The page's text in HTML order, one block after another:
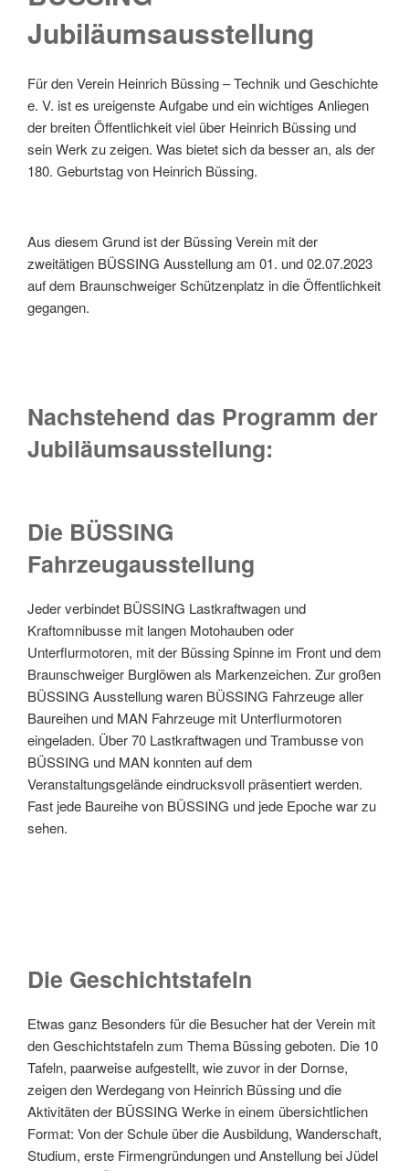
Jubiläumsausstellung
Für den Verein Heinrich Büssing – Technik und Geschichte
e. V. ist es ureigenste Aufgabe und ein wichtiges Anliegen
der breiten Öffentlichkeit viel über Heinrich Büssing und
sein Werk zu zeigen. Was bietet sich da besser an, als der
180. Geburtstag von Heinrich Büssing.
Aus diesem Grund ist der Büssing Verein mit der
zweitätigen BÜSSING Ausstellung am 01. und 02.07.2023
auf dem Braunschweiger Schützenplatz in die Öffentlichkeit
gegangen.
Nachstehend das Programm der
Jubiläumsausstellung:
Die BÜSSING
Fahrzeugausstellung
Jeder verbindet BÜSSING Lastkraftwagen und
Kraftomnibusse mit langen Motohauben oder
Unterflurmotoren, mit der Büssing Spinne im Front und dem
Braunschweiger Burglöwen als Markenzeichen. Zur großen
BÜSSING Ausstellung waren BÜSSING Fahrzeuge aller
Baureihen und MAN Fahrzeuge mit Unterflurmotoren
eingeladen. Über 70 Lastkraftwagen und Trambusse von
BÜSSING und MAN konnten auf dem
Veranstaltungsgelände eindrucksvoll präsentiert werden.
Fast jede Baureihe von BÜSSING und jede Epoche war zu
sehen.
Die Geschichtstafeln
Etwas ganz Besonders für die Besucher hat der Verein mit
den Geschichtstafeln zum Thema Büssing geboten. Die 10
Tafeln, paarweise aufgestellt, wie zuvor in der Dornse,
zeigen den Werdegang von Heinrich Büssing und die
Aktivitäten der BÜSSING Werke in einem übersichtlichen
Format: Von der Schule über die Ausbildung, Wanderschaft,
Studium, erste Firmengründungen und Anstellung bei Jüdel